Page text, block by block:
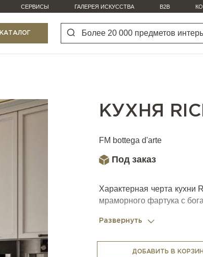
СЕРВИСЫ ГАЛЕРЕЯ ИСКУССТВА B2B
КАТАЛОГ
КУХНЯ
FM bottega d'arte
Под заказ
Характерная черта
мраморного фартука с
Casa Ricca Expo
панели, духовки,
Развернуть
ДОБАВИТЬ В